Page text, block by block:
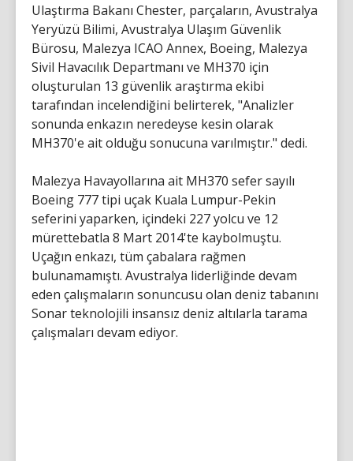
Ulaştırma Bakanı Chester, parçaların, Avustralya
Yeryüzü Bilimi, Avustralya Ulaşım Güvenlik
Bürosu, Malezya ICAO Annex, Boeing, Malezya
Sivil Havacılık Departmanı ve MH370 için
oluşturulan 13 güvenlik araştırma ekibi
tarafından incelendiğini belirterek, "Analizler
sonunda enkazın neredeyse kesin olarak
MH370'e ait olduğu sonucuna varılmıştır." dedi.
Malezya Havayollarına ait MH370 sefer sayılı
Boeing 777 tipi uçak Kuala Lumpur-Pekin
seferini yaparken, içindeki 227 yolcu ve 12
mürettebatla 8 Mart 2014'te kaybolmuştu.
Uçağın enkazı, tüm çabalara rağmen
bulunamamıştı. Avustralya liderliğinde devam
eden çalışmaların sonuncusu olan deniz tabanını
Sonar teknolojili insansız deniz altılarla tarama
çalışmaları devam ediyor.